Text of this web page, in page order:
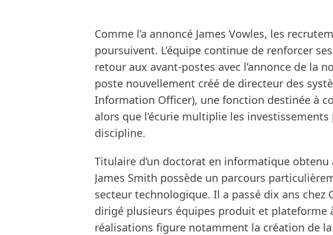
Comme l’a annoncé James Vowles, les
poursuivent. L’équipe continue de renforcer
retour aux avant-postes avec l’annonce de la
poste nouvellement créé de directeur des
Information Officer), une fonction destinée à
alors que l’écurie multiplie les
discipline.
Titulaire d’un doctorat en informatique obtenu
James Smith possède un parcours
secteur technologique. Il a passé dix ans chez
dirigé plusieurs équipes produit et plateforme
réalisations figure notamment la création de